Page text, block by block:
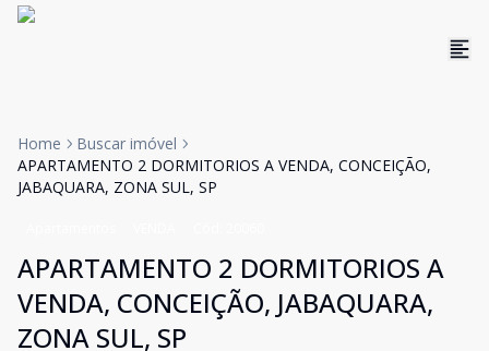
Home
Buscar imóvel
APARTAMENTO 2 DORMITORIOS A VENDA, CONCEIÇÃO,
JABAQUARA, ZONA SUL, SP
APARTAMENTO 2 DORMITORIOS A
VENDA, CONCEIÇÃO, JABAQUARA,
ZONA SUL, SP